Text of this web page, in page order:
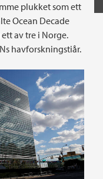
plukket som ett
Ocean Decade
av tre i Norge.
havforskningstiår.